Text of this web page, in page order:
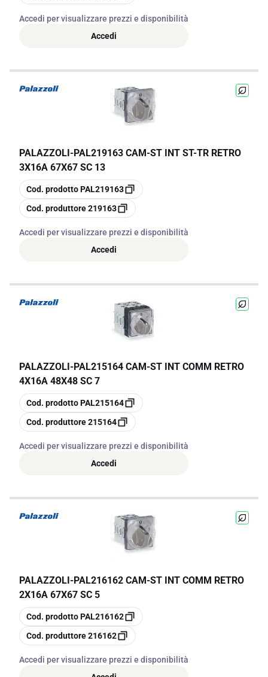
Accedi per visualizzare prezzi e disponibilità
Accedi
PALAZZOLI-PAL219163 CAM-ST INT ST-TR RETRO
3X16A 67X67 SC 13
copia
Cod. prodottoPAL219163
copia
Cod. produttore219163
Accedi per visualizzare prezzi e disponibilità
Accedi
PALAZZOLI-PAL215164 CAM-ST INT COMM RETRO
4X16A 48X48 SC 7
copia
Cod. prodottoPAL215164
copia
Cod. produttore215164
Accedi per visualizzare prezzi e disponibilità
Accedi
PALAZZOLI-PAL216162 CAM-ST INT COMM RETRO
2X16A 67X67 SC 5
copia
Cod. prodottoPAL216162
copia
Cod. produttore216162
Accedi per visualizzare prezzi e disponibilità